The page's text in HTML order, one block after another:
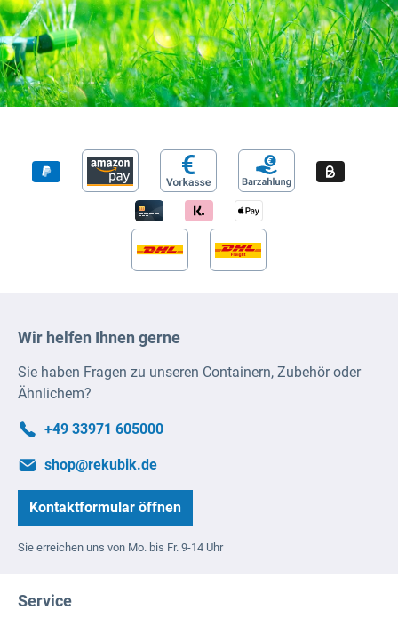
Wir helfen Ihnen gerne
Sie haben Fragen zu unseren Containern, Zubehör oder
Ähnlichem?
+49 33971 605000
shop@rekubik.de
Kontaktformular öffnen
Sie erreichen uns von Mo. bis Fr. 9-14 Uhr
Service